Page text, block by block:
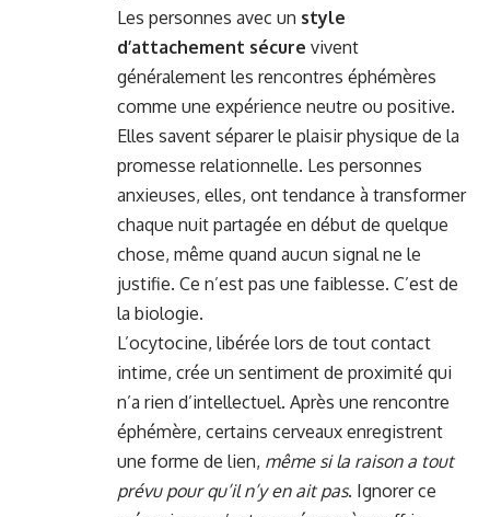
Les personnes avec un style
d’attachement sécure vivent
généralement les rencontres éphémères
comme une expérience neutre ou positive.
Elles savent séparer le plaisir physique de la
promesse relationnelle. Les personnes
anxieuses, elles, ont tendance à transformer
chaque nuit partagée en début de quelque
chose, même quand aucun signal ne le
justifie. Ce n’est pas une faiblesse. C’est de
la biologie.
L’ocytocine, libérée lors de tout contact
intime, crée un sentiment de proximité qui
n’a rien d’intellectuel. Après une rencontre
éphémère, certains cerveaux enregistrent
une forme de lien, même si la raison a tout
prévu pour qu’il n’y en ait pas. Ignorer ce